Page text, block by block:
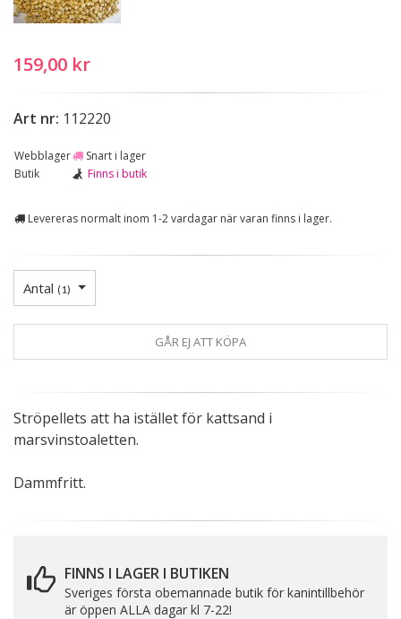
159,00 kr
Art nr: 112220
Webblager
Snart i lager
Butik
Finns i butik
Levereras normalt inom 1-2 vardagar när varan finns i lager.
Antal (1)
GÅR EJ ATT KÖPA
Ströpellets att ha istället för kattsand i
marsvinstoaletten.
Dammfritt.
FINNS I LAGER I BUTIKEN
Sveriges första obemannade butik för kanintillbehör
är öppen ALLA dagar kl 7-22!